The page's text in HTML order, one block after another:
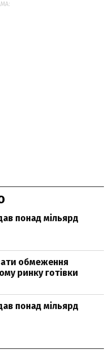
понад мільярд
обмеження
ринку готівки
понад мільярд